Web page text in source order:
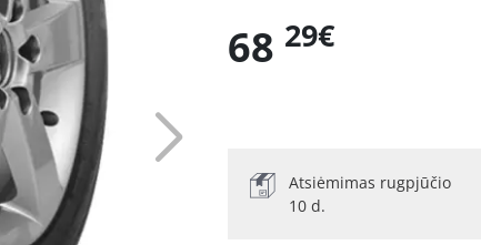
68 29€
Atsiėmimas rugpjūčio
10 d.